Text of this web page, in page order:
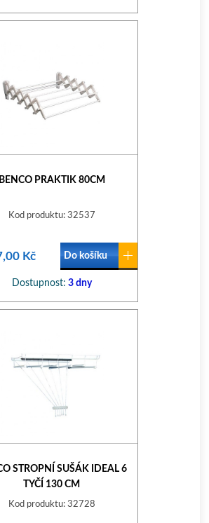
BENCO PRAKTIK 80CM
Kod produktu: 32537
Kč Do košíku
Dostupnost: 3 dny
STROPNÍ SUŠÁK IDEAL 6
TYČÍ 130 CM
Kod produktu: 32728